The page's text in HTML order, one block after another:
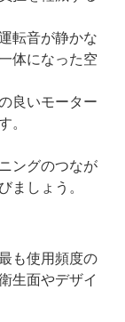
転音が静かな
体になった空
良いモーター
。
ングのつなが
ましょう。
も使用頻度の
生面やデザイ